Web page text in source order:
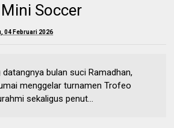
Soccer
04 Februari 2026
datangnya bulan suci Ramadhan,
menggelar turnamen Trofeo
sekaligus penut...